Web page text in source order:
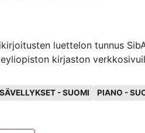
luettelon tunnus
kirjaston
- SUOMI PIANO -